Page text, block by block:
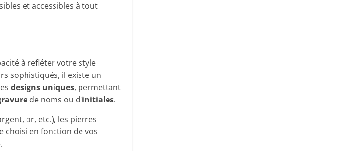
et accessibles à tout
à refléter votre style
sophistiqués, il existe un
designs uniques, permettant
de noms ou d’initiales.
or, etc.), les pierres
choisi en fonction de vos